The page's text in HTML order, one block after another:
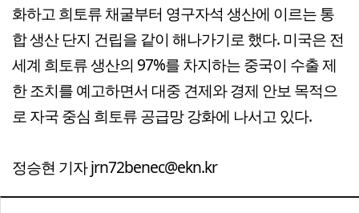
화하고 희토류 채굴부터 영구자석 생산에 이르는 통
합 생산 단지 건립을 같이 해나가기로 했다. 미국은 전
세계 희토류 생산의 97%를 차지하는 중국이 수출 제
한 조치를 예고하면서 대중 견제와 경제 안보 목적으
로 자국 중심 희토류 공급망 강화에 나서고 있다.
정승현 기자 jrn72benec@ekn.kr